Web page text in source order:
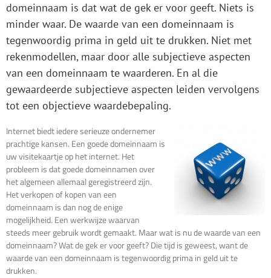
domeinnaam is dat wat de gek er voor geeft. Niets is
minder waar. De waarde van een domeinnaam is
tegenwoordig prima in geld uit te drukken. Niet met
rekenmodellen, maar door alle subjectieve aspecten
van een domeinnaam te waarderen. En al die
gewaardeerde subjectieve aspecten leiden vervolgens
tot een objectieve waardebepaling.
Internet biedt iedere serieuze ondernemer
prachtige kansen. Een goede domeinnaam is
uw visitekaartje op het internet. Het
probleem is dat goede domeinnamen over
het algemeen allemaal geregistreerd zijn.
Het verkopen of kopen van een
domeinnaam is dan nog de enige
mogelijkheid. Een werkwijze waarvan
steeds meer gebruik wordt gemaakt. Maar wat is nu de waarde van een
domeinnaam? Wat de gek er voor geeft? Die tijd is geweest, want de
waarde van een domeinnaam is tegenwoordig prima in geld uit te
drukken.